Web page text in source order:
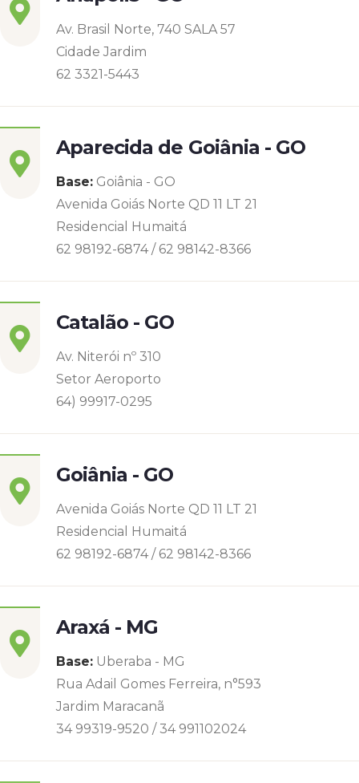
Av. Brasil Norte, 740 SALA 57
Cidade Jardim
62 3321-5443
Aparecida de Goiânia - GO
Base: Goiânia - GO
Avenida Goiás Norte QD 11 LT 21
Residencial Humaitá
62 98192-6874 / 62 98142-8366
Catalão - GO
Av. Niterói nº 310
Setor Aeroporto
64) 99917-0295
Goiânia - GO
Avenida Goiás Norte QD 11 LT 21
Residencial Humaitá
62 98192-6874 / 62 98142-8366
Araxá - MG
Base: Uberaba - MG
Rua Adail Gomes Ferreira, n°593
Jardim Maracanã
34 99319-9520 / 34 991102024